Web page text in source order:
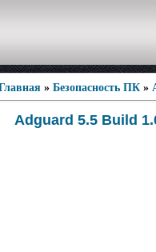
» Безопасность ПК »
Adguard 5.5 Build